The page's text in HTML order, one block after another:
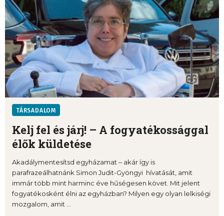
TÁRSADALOM
Kelj fel és járj! – A fogyatékossággal
élők küldetése
Akadálymentesítsd egyházamat – akár így is
parafrazeálhatnánk Simon Judit-Gyöngyi hívatását, amit
immár több mint harminc éve hűségesen követ. Mit jelent
fogyatékosként élni az egyházban? Milyen egy olyan lelkiségi
mozgalom, amit ...